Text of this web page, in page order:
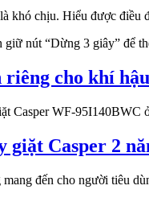
khó chịu. Hiểu được điều
nút “Dừng 3 giây” để
cho khí
Casper WF-
giặt Casper 2
mang đến cho người tiêu